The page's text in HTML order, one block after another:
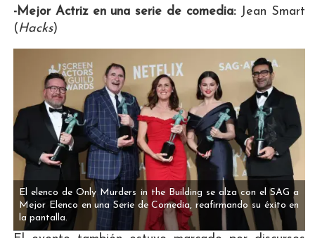
-Mejor Actriz en una serie de comedia:Jean Smart
(Hacks)
El elenco de Only Murders in the Building se alza con el SAG a
Mejor Elenco en una Serie de Comedia, reafirmando su éxito en
la pantalla.